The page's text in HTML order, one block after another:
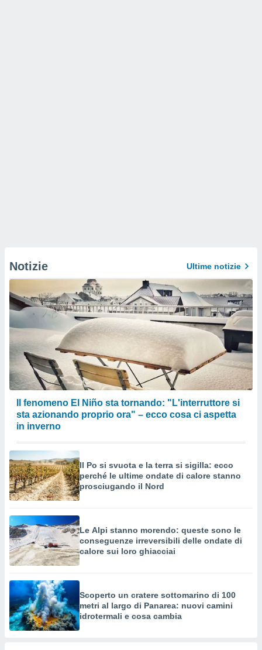
Notizie Ultime notizie
Il fenomeno El Niño sta tornando: "L'interruttore si
sta azionando proprio ora" – ecco cosa ci aspetta
in inverno
Il Po si svuota e la terra si sigilla: ecco
perché le ultime ondate di calore stanno
prosciugando il Nord
Le Alpi stanno morendo: queste sono le
conseguenze irreversibili delle ondate di
calore sui loro ghiacciai
Scoperto un cratere sottomarino di 100
metri al largo di Panarea: nuovi camini
idrotermali e cosa cambia